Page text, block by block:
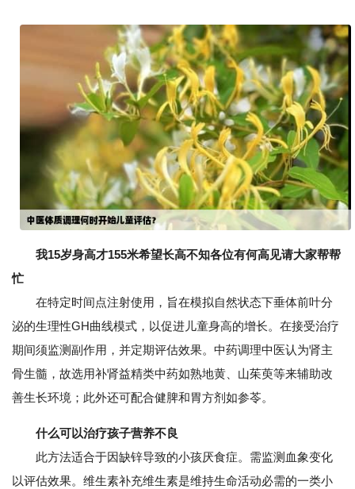
我15岁身高才155米希望长高不知各位有何高见请大家帮帮
忙
在特定时间点注射使用，旨在模拟自然状态下垂体前叶分
泌的生理性GH曲线模式，以促进儿童身高的增长。在接受治疗
期间须监测副作用，并定期评估效果。中药调理中医认为肾主
骨生髓，故选用补肾益精类中药如熟地黄、山茱萸等来辅助改
善生长环境；此外还可配合健脾和胃方剂如参苓。
什么可以治疗孩子营养不良
此方法适合于因缺锌导致的小孩厌食症。需监测血象变化
以评估效果。维生素补充维生素是维持生命活动必需的一类小